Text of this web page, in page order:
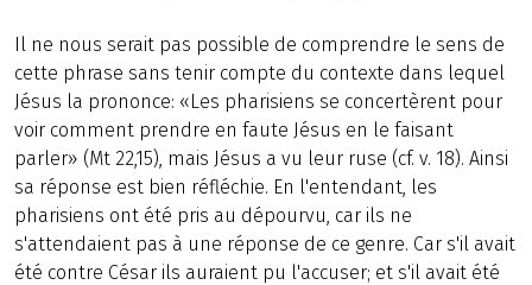
Il ne nous serait pas possible de comprendre le sens de
cette phrase sans tenir compte du contexte dans lequel
Jésus la prononce: «Les pharisiens se concertèrent pour
voir comment prendre en faute Jésus en le faisant
parler» (Mt 22,15), mais Jésus a vu leur ruse (cf. v. 18). Ainsi
sa réponse est bien réfléchie. En l'entendant, les
pharisiens ont été pris au dépourvu, car ils ne
s'attendaient pas à une réponse de ce genre. Car s'il avait
été contre César ils auraient pu l'accuser; et s'il avait été